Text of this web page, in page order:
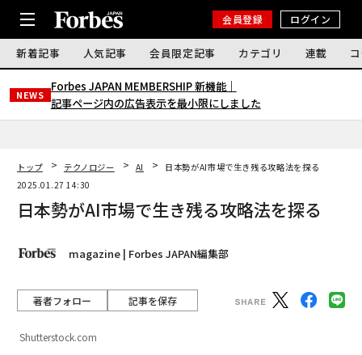
会員登録 ログイン
新着記事 人気記事 会員限定記事 カテゴリ 連載
NEWS
Forbes JAPAN MEMBERSHIP 新機能｜
記事ページ内の広告表示を最小限にしました
トップ テクノロジー AI
日本勢がAI市場で生き残る攻略法を探る
2025.01.27 14:30
日本勢がAI市場で生き残る攻略法を探る
magazine | Forbes JAPAN編集部
著者フォロー 記事を保存
Shutterstock.com